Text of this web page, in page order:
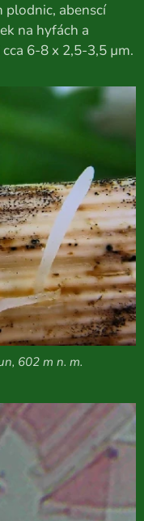
plodnic, abenscí
na hyfách a
6-8 x 2,5-3,5 µm.
602 m n. m.